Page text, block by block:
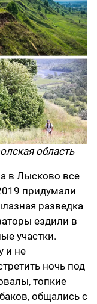
область
в Лысково все
придумали
разведка
ездили в
участки.
и не
ночь под
топкие
общались с